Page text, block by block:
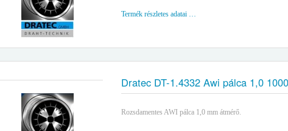
Termék részletes adatai …
Dratec DT-1.4332 Awi pálca 1,0
Rozsdamentes AWI pálca 1,0 mm átmérő.